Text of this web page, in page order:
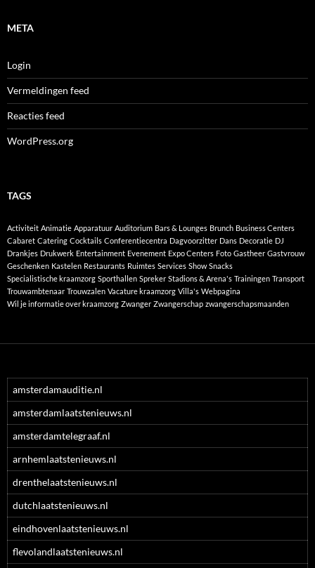
META
Login
Vermeldingen feed
Reacties feed
WordPress.org
TAGS
Activiteit Animatie Apparatuur Auditorium Bars & Lounges Brunch Business Centers
Cabaret Catering Cocktails Conferentiecentra Dagvoorzitter Dans Decoratie DJ
Drankjes Drukwerk Entertainment Evenement Expo Centers Foto Gastheer Gastvrouw
Geschenken Kastelen Restaurants Ruimtes Services Show Snacks
Specialistische kraamzorg Sporthallen Spreker Stadions & Arena's Trainingen Transport
Trouwambtenaar Trouwzalen Vacature kraamzorg Villa's Webpagina
Wil je informatie over kraamzorg Zwanger Zwangerschap zwangerschapsmaanden
amsterdamauditie.nl
amsterdamlaatstenieuws.nl
amsterdamtelegraaf.nl
arnhemlaatstenieuws.nl
drenthelaatstenieuws.nl
dutchlaatstenieuws.nl
eindhovenlaatstenieuws.nl
flevolandlaatstenieuws.nl